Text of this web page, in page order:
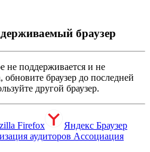
браузер
не поддерживается и не
браузер до последней
другой браузер.
Firefox Яндекс Браузер